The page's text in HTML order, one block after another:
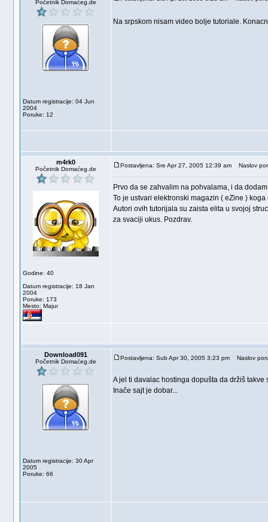
Početnik Domaćeg.de
Datum registracije: 04 Jun
2004
Poruke: 12
Na srpskom nisam video bolje tutoriale.
m4rk0
Početnik Domaćeg.de
Godine: 40
Datum registracije: 18 Jan
2004
Poruke: 173
Mesto: Majur
Postavljena: Sre Apr 27, 2005 12:39 am Naslov
Prvo da se zahvalim na pohvalama, i da
To je ustvari elektronski magazin ( eZine )
Autori ovih tutorijala su zaista elita u svojoj
za svaciji ukus. Pozdrav.
Download091
Početnik Domaćeg.de
Datum registracije: 30 Apr
2005
Poruke: 66
Postavljena: Sub Apr 30, 2005 3:23 pm Naslov
A jel ti davalac hostinga dopušta da držiš takve
Inače sajt je dobar...